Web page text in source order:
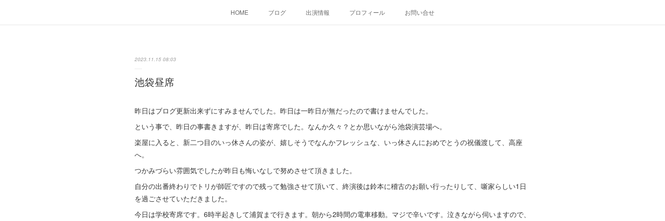
HOME ブログ 出演情報 プロフィール お問い合せ
2023.11.15 08:03
池袋昼席
昨日はブログ更新出来ずにすみませんでした。昨日は一昨日が無だったので書けませんでした。
という事で、昨日の事書きますが、昨日は寄席でした。なんか久々？とか思いながら池袋演芸場へ。
楽屋に入ると、新二つ目のいっ休さんの姿が、嬉しそうでなんかフレッシュな、いっ休さんにおめでとうの祝儀渡して、高座
へ。
つかみづらい雰囲気でしたが昨日も悔いなしで努めさせて頂きました。
自分の出番終わりでトリが師匠ですので残って勉強させて頂いて、終演後は鈴本に稽古のお願い行ったりして、噺家らしい1日
を過ごさせていただきました。
今日は学校寄席です。6時半起きして浦賀まで行きます。朝から2時間の電車移動。マジで辛いです。泣きながら伺いますので、